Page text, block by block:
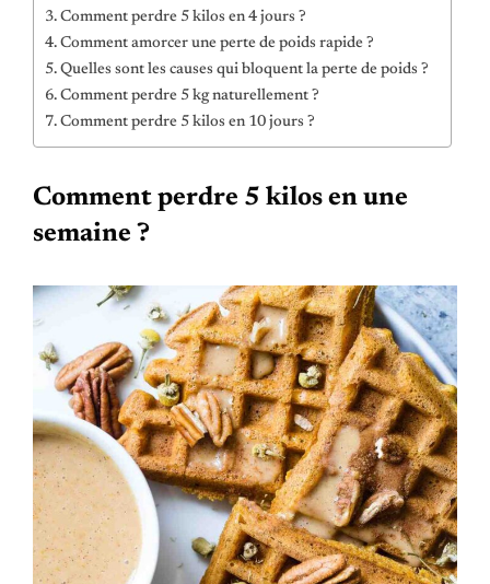
Comment perdre 5 kilos en 4 jours ?
Comment amorcer une perte de poids rapide ?
Quelles sont les causes qui bloquent la perte de poids ?
Comment perdre 5 kg naturellement ?
Comment perdre 5 kilos en 10 jours ?
Comment perdre 5 kilos en une
semaine ?